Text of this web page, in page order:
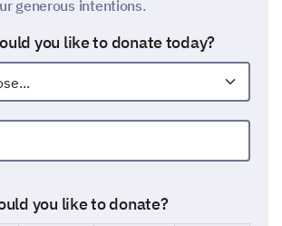
generous intentions.
you like to donate today?
you like to donate?